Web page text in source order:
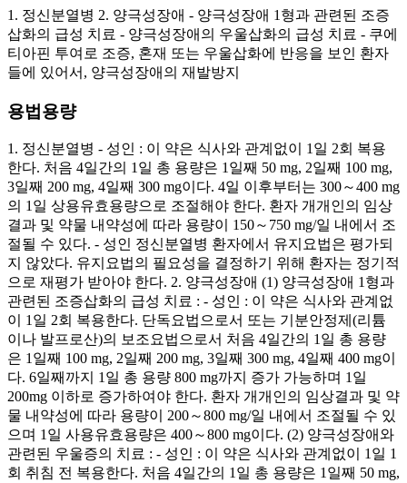
1. 정신분열병 2. 양극성장애 - 양극성장애 1형과 관련된 조증
삽화의 급성 치료 - 양극성장애의 우울삽화의 급성 치료 - 쿠에
티아핀 투여로 조증, 혼재 또는 우울삽화에 반응을 보인 환자
들에 있어서, 양극성장애의 재발방지
용법용량
1. 정신분열병 - 성인 : 이 약은 식사와 관계없이 1일 2회 복용
한다. 처음 4일간의 1일 총 용량은 1일째 50 mg, 2일째 100 mg,
3일째 200 mg, 4일째 300 mg이다. 4일 이후부터는 300～400 mg
의 1일 상용유효용량으로 조절해야 한다. 환자 개개인의 임상
결과 및 약물 내약성에 따라 용량이 150～750 mg/일 내에서 조
절될 수 있다. - 성인 정신분열병 환자에서 유지요법은 평가되
지 않았다. 유지요법의 필요성을 결정하기 위해 환자는 정기적
으로 재평가 받아야 한다. 2. 양극성장애 (1) 양극성장애 1형과
관련된 조증삽화의 급성 치료 : - 성인 : 이 약은 식사와 관계없
이 1일 2회 복용한다. 단독요법으로서 또는 기분안정제(리튬
이나 발프로산)의 보조요법으로서 처음 4일간의 1일 총 용량
은 1일째 100 mg, 2일째 200 mg, 3일째 300 mg, 4일째 400 mg이
다. 6일째까지 1일 총 용량 800 mg까지 증가 가능하며 1일
200mg 이하로 증가하여야 한다. 환자 개개인의 임상결과 및 약
물 내약성에 따라 용량이 200～800 mg/일 내에서 조절될 수 있
으며 1일 사용유효용량은 400～800 mg이다. (2) 양극성장애와
관련된 우울증의 치료 : - 성인 : 이 약은 식사와 관계없이 1일 1
회 취침 전 복용한다. 처음 4일간의 1일 총 용량은 1일째 50 mg,